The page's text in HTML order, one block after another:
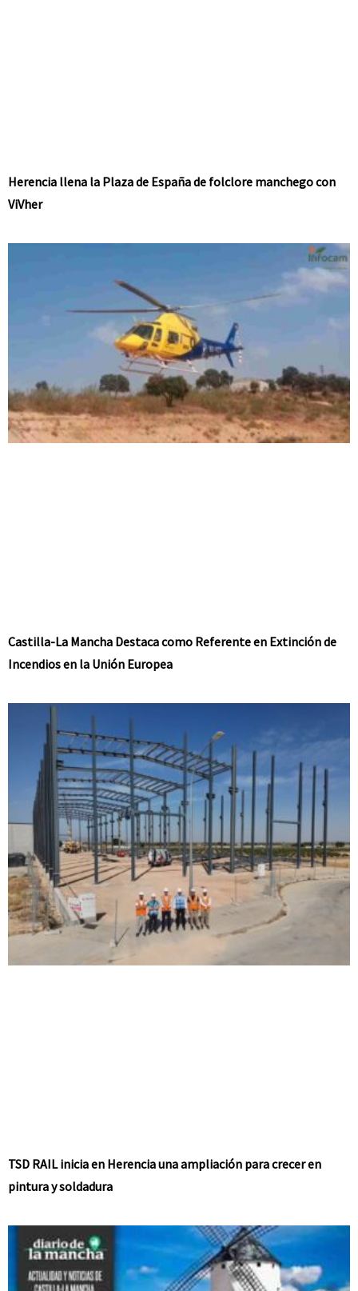
Herencia llena la Plaza de España de folclore manchego con
ViVher
Castilla-La Mancha Destaca como Referente en Extinción de
Incendios en la Unión Europea
TSD RAIL inicia en Herencia una ampliación para crecer en
pintura y soldadura